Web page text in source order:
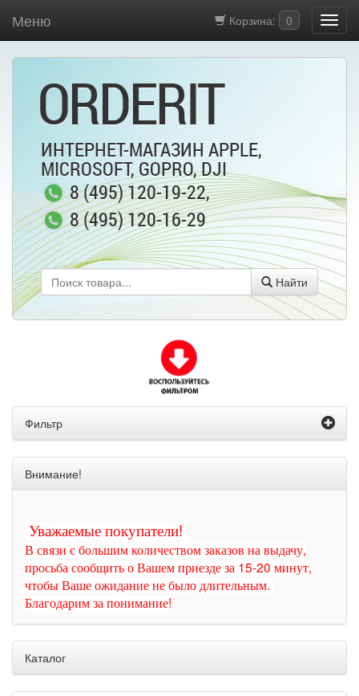
Корзина: 0
Меню
ORDERIT
ИНТЕРНЕТ-МАГАЗИН APPLE,
MICROSOFT, GOPRO, DJI
8 (495) 120-19-22,
8 (495) 120-16-29
Найти
Фильтр
Внимание!
Уважаемые покупатели!
В связи с большим количеством заказов на выдачу,
просьба сообщить о Вашем приезде за 15-20 минут,
чтобы Ваше ожидание не было длительным.
Благодарим за понимание!
Каталог